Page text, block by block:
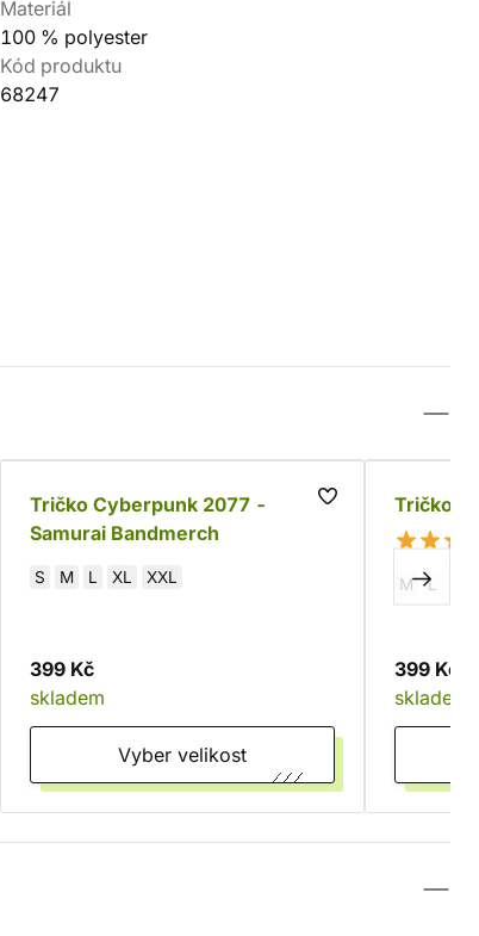
Materiál
100 % polyester
Kód produktu
68247
Tričko Cyberpunk 2077 -
Samurai Bandmerch
S M L XL XXL
399 Kč
skladem
Vyber velikost
Tričko
M L
399 Kč
skladem